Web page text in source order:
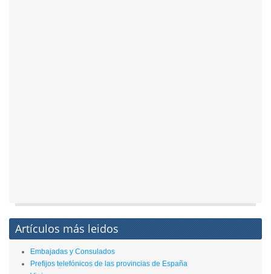
Artículos más leidos
Embajadas y Consulados
Prefijos telefónicos de las provincias de España